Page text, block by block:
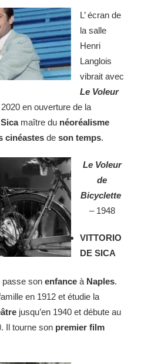
L’ écran de
la salle
Henri
Langlois
vibrait avec
Le Voleur
en ouverture de la
maître du néoréalisme
cinéastes de son temps.
Le Voleur
de
Bicyclette
– 1948
VITTORIO
DE SICA
passe son enfance à Naples.
en 1912 et étudie la
jusqu’en 1940 et débute au
Il tourne son premier film